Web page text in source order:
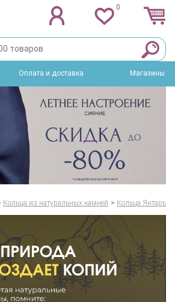
0
Оплата и доставка Магазины
Кольца из натуральных камней > Кольца Янтарь